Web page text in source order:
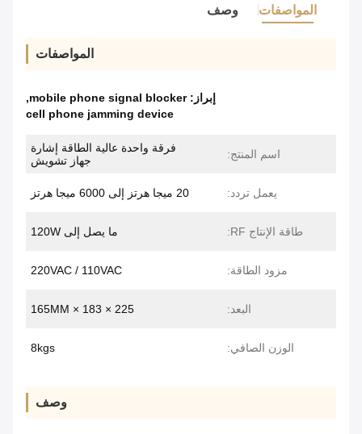
المواصفات وصف
المواصفات
إبراز:mobile phone signal blocker
,
cell phone jamming device
اسم المنتج:
فرقة واحدة عالية الطاقة إشارة
جهاز تشويش
يعمل تردد: 20 ميجا هرتز إلى 6000 ميجا هرتز
طاقة الإنتاج RF: ما يصل إلى 120W
مزود الطاقة: 220VAC / 110VAC
البعد: 225 × 183 × 165MM
الوزن الصافي: 8kgs
وصف